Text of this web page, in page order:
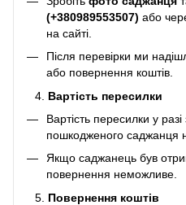
(+380989553507) або
на сайті.
Після перевірки ми
або повернення коштів.
Вартість пересилки
Вартість пересилки у
пошкодженого саджанця
Якщо саджанець був
повернення неможливе.
Повернення коштів